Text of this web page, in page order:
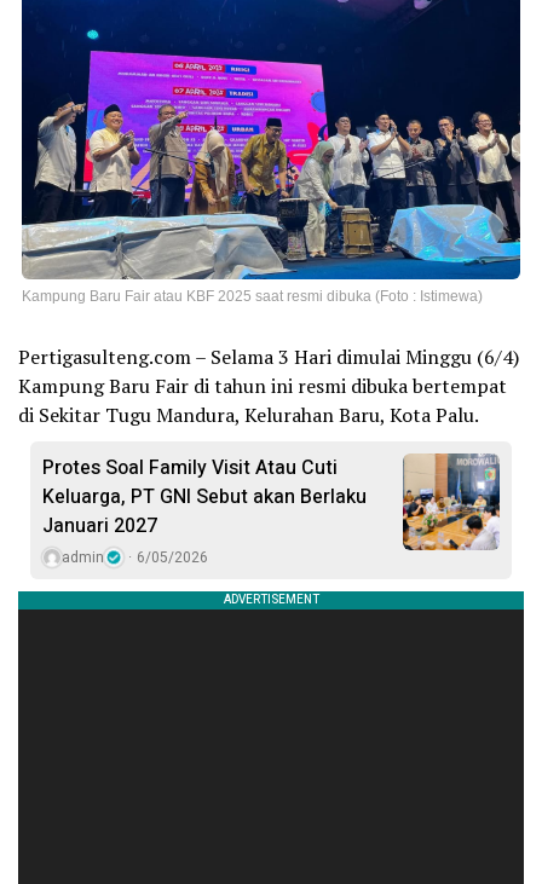
Kampung Baru Fair atau KBF 2025 saat resmi dibuka (Foto : Istimewa)
Pertigasulteng.com – Selama 3 Hari dimulai Minggu (6/4)
Kampung Baru Fair di tahun ini resmi dibuka bertempat
di Sekitar Tugu Mandura, Kelurahan Baru, Kota Palu.
Protes Soal Family Visit Atau Cuti
Keluarga, PT GNI Sebut akan Berlaku
Januari 2027
admin 6/05/2026